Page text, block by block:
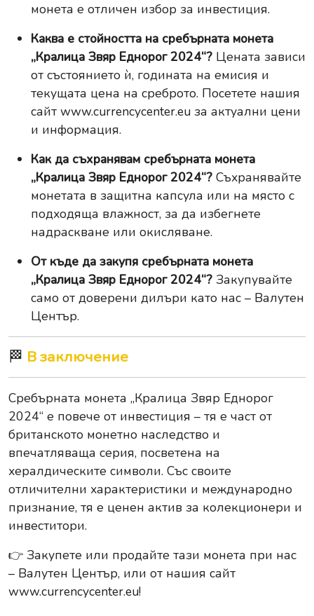
монета е отличен избор за инвестиция.
Каква е стойността на сребърната монета
„Кралица Звяр Еднорог 2024“? Цената зависи
от състоянието ѝ, годината на емисия и
текущата цена на среброто. Посетете нашия
сайт www.currencycenter.eu за актуални цени
и информация.
Как да съхранявам сребърната монета
„Кралица Звяр Еднорог 2024“? Съхранявайте
монетата в защитна капсула или на място с
подходяща влажност, за да избегнете
надраскване или окисляване.
От къде да закупя сребърната монета
„Кралица Звяр Еднорог 2024“? Закупувайте
само от доверени дилъри като нас – Валутен
Център.
🏁 В заключение
Сребърната монета „Кралица Звяр Еднорог
2024“ е повече от инвестиция – тя е част от
британското монетно наследство и
впечатляваща серия, посветена на
хералдическите символи. Със своите
отличителни характеристики и международно
признание, тя е ценен актив за колекционери и
инвеститори.
👉 Закупете или продайте тази монета при нас
– Валутен Център, или от нашия сайт
www.currencycenter.eu!